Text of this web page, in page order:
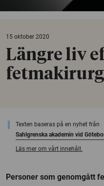
15 oktober 2020
Längre liv
Texten baseras på en nyhet från
Sahlgrenska akademin vid
Läs mer om vårt innehåll.
Personer som genomgått